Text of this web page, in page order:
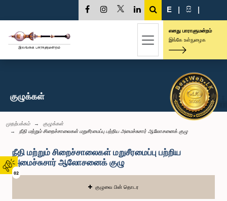
02
E | සි |
எனது பாராளுமன்றம்
இங்கே உள்நுழைக
குழுக்கள்
முதற்பக்கம்
குழுக்கள்
நீதி மற்றும் சிறைச்சாலைகள் மறுசீரமைப்பு பற்றிய அமைச்சுசார் ஆலோசனைக் குழு
நீதி மற்றும் சிறைச்சாலைகள் மறுசீரமைப்பு பற்றிய
அமைச்சுசார் ஆலோசனைக் குழு
குழுவை பின் தொடர